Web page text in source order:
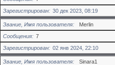
Зарегистрирован
30 дек 2023, 08:19
Звание, Имя пользователя
Merlin
Сообщения
7
Зарегистрирован
02 янв 2024, 22:10
Звание, Имя пользователя
Sinara1